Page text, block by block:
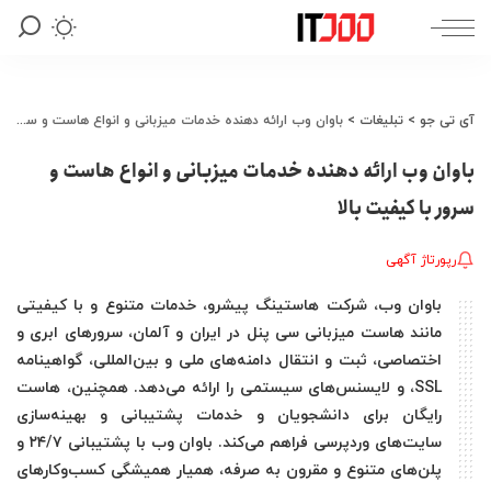
آی تی جو > تبلیغات > باوان وب ارائه دهنده خدمات میزبانی و انواع هاست و سرور با کیفیت بالا
باوان وب ارائه دهنده خدمات میزبانی و انواع هاست و
سرور با کیفیت بالا
رپورتاژ آگهی
باوان وب، شرکت هاستینگ پیشرو، خدمات متنوع و با کیفیتی
مانند هاست میزبانی سی پنل در ایران و آلمان، سرورهای ابری و
اختصاصی، ثبت و انتقال دامنه‌های ملی و بین‌المللی، گواهینامه
SSL، و لایسنس‌های سیستمی را ارائه می‌دهد. همچنین، هاست
رایگان برای دانشجویان و خدمات پشتیبانی و بهینه‌سازی
سایت‌های وردپرسی فراهم می‌کند. باوان وب با پشتیبانی ۲۴/۷ و
پلن‌های متنوع و مقرون به صرفه، همیار همیشگی کسب‌وکارهای